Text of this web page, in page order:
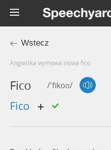
Wstecz
Angielska wymowa słowa fico
Fico /'fikoʊ/
fico